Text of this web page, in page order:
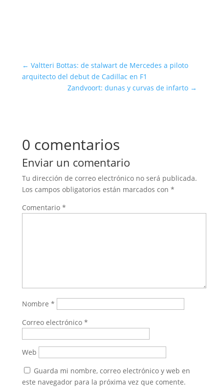
← Valtteri Bottas: de stalwart de Mercedes a piloto
arquitecto del debut de Cadillac en F1
Zandvoort: dunas y curvas de infarto →
0 comentarios
Enviar un comentario
Tu dirección de correo electrónico no será publicada.
Los campos obligatorios están marcados con *
Comentario *
Nombre *
Correo electrónico *
Web
Guarda mi nombre, correo electrónico y web en
este navegador para la próxima vez que comente.